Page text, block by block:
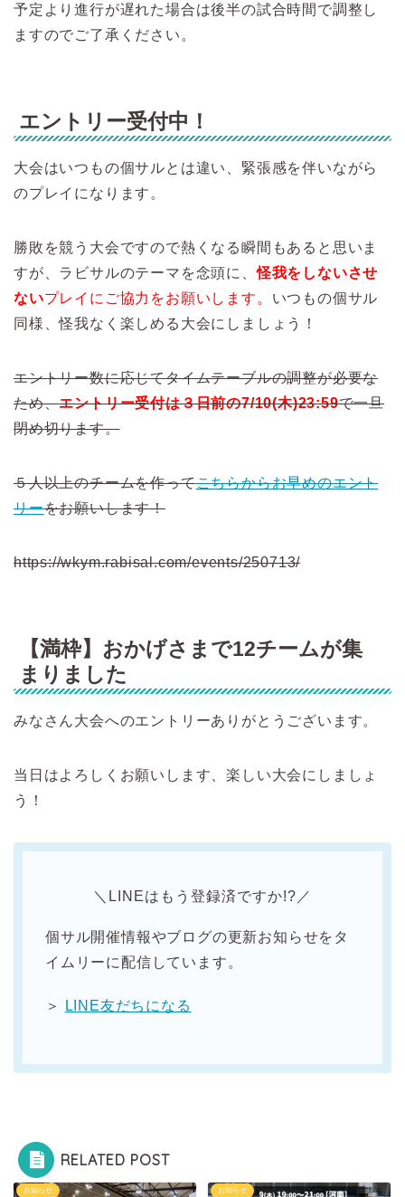
予定より進行が遅れた場合は後半の試合時間で調整し
ますのでご了承ください。
エントリー受付中！
大会はいつもの個サルとは違い、緊張感を伴いながら
のプレイになります。
勝敗を競う大会ですので熱くなる瞬間もあると思いま
すが、ラビサルのテーマを念頭に、怪我をしないさせ
ないプレイにご協力をお願いします。 いつもの個サル
同様、怪我なく楽しめる大会にしましょう！
エントリー数に応じてタイムテーブルの調整が必要な
ため、エントリー受付は３日前の7/10(木)23:59で一旦
閉め切ります。
５人以上のチームを作ってこちらからお早めのエント
リーをお願いします！
https://wkym.rabisal.com/events/250713/
【満枠】おかげさまで12チームが集
まりました
みなさん大会へのエントリーありがとうございます。
当日はよろしくお願いします、楽しい大会にしましょ
う！
＼LINEはもう登録済ですか!?／
個サル開催情報やブログの更新お知らせをタ
イムリーに配信しています。
＞ LINE友だちになる
RELATED POST
お知らせ お知らせ